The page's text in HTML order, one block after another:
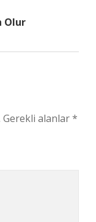
Olur
Gerekli alanlar*